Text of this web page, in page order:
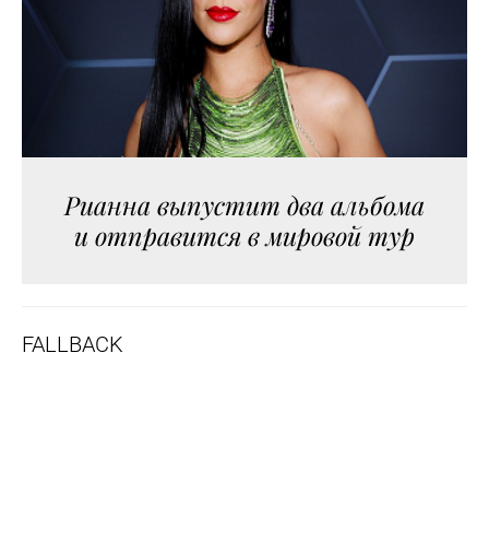
Рианна выпустит два альбома
и отправится в мировой тур
FALLBACK